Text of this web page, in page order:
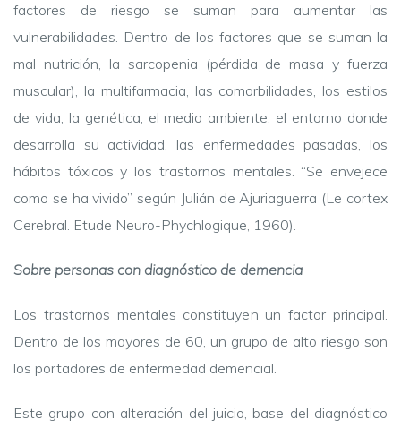
factores de riesgo se suman para aumentar las
vulnerabilidades. Dentro de los factores que se suman la
mal nutrición, la sarcopenia (pérdida de masa y fuerza
muscular), la multifarmacia, las comorbilidades, los estilos
de vida, la genética, el medio ambiente, el entorno donde
desarrolla su actividad, las enfermedades pasadas, los
hábitos tóxicos y los trastornos mentales. “Se envejece
como se ha vivido” según Julián de Ajuriaguerra (Le cortex
Cerebral. Etude Neuro-Phychlogique, 1960).
Sobre personas con diagnóstico de demencia
Los trastornos mentales constituyen un factor principal.
Dentro de los mayores de 60, un grupo de alto riesgo son
los portadores de enfermedad demencial.
Este grupo con alteración del juicio, base del diagnóstico